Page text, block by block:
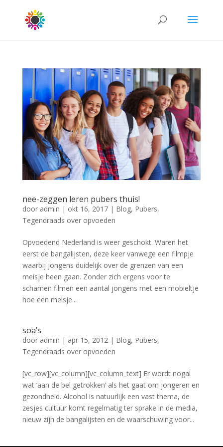
nee-zeggen leren pubers thuis!
door admin | okt 16, 2017| Blog, Pubers,
Tegendraads over opvoeden
Opvoedend Nederland is weer geschokt. Waren het
eerst de bangalijsten, deze keer vanwege een filmpje
waarbij jongens duidelijk over de grenzen van een
meisje heen gaan. Zonder zich ergens voor te
schamen filmen een aantal jongens met een mobieltje
hoe een meisje...
soa’s
door admin | apr 15, 2012| Blog, Pubers,
Tegendraads over opvoeden
[vc_row][vc_column][vc_column_text] Er wordt nogal
wat ‘aan de bel getrokken’ als het gaat om jongeren en
gezondheid. Alcohol is natuurlijk een vast thema, de
zesjes cultuur komt regelmatig ter sprake in de media,
nieuw zijn de bangalijsten en de waarschuwing voor...